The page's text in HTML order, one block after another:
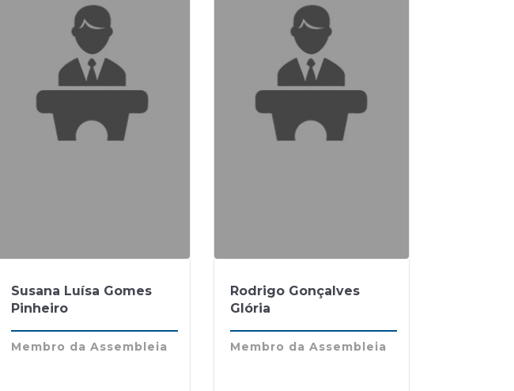
Susana Luísa Gomes
Pinheiro
Membro da Assembleia
Rodrigo Gonçalves
Glória
Membro da Assembleia